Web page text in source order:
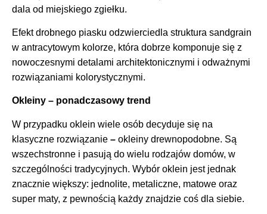
dala od miejskiego zgiełku.
Efekt drobnego piasku odzwierciedla struktura sandgrain
w antracytowym kolorze, która dobrze komponuje się z
nowoczesnymi detalami architektonicznymi i odważnymi
rozwiązaniami kolorystycznymi.
Okleiny – ponadczasowy trend
W przypadku oklein wiele osób decyduje się na
klasyczne rozwiązanie – okleiny drewnopodobne. Są
wszechstronne i pasują do wielu rodzajów domów, w
szczególności tradycyjnych. Wybór oklein jest jednak
znacznie większy: jednolite, metaliczne, matowe oraz
super maty, z pewnością każdy znajdzie coś dla siebie.